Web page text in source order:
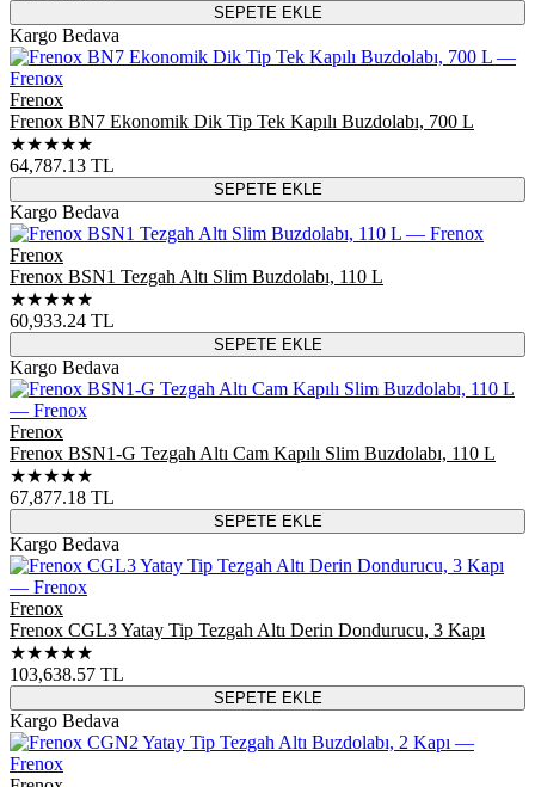
SEPETE EKLE
Kargo Bedava
Frenox
Frenox BN7 Ekonomik Dik Tip Tek Kapılı Buzdolabı, 700 L
★★★★★
64,787.13 TL
SEPETE EKLE
Kargo Bedava
Frenox
Frenox BSN1 Tezgah Altı Slim Buzdolabı, 110 L
★★★★★
60,933.24 TL
SEPETE EKLE
Kargo Bedava
Frenox
Frenox BSN1-G Tezgah Altı Cam Kapılı Slim Buzdolabı, 110 L
★★★★★
67,877.18 TL
SEPETE EKLE
Kargo Bedava
Frenox
Frenox CGL3 Yatay Tip Tezgah Altı Derin Dondurucu, 3 Kapı
★★★★★
103,638.57 TL
SEPETE EKLE
Kargo Bedava